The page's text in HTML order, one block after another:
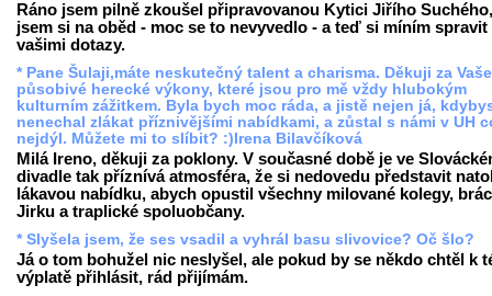
Ráno jsem pilně zkoušel připravovanou Kytici Jiřího
jsem si na oběd - moc se to nevyvedlo - a teď si míním
vašimi dotazy.
* Pane Šulaji,máte neskutečný talent a charisma. Děkuji za Vaše
působivé herecké výkony, které jsou pro mě vždy hlubokým
kulturním zážitkem. Byla bych moc ráda, a jistě nejen já,
nenechal zlákat příznivějšími nabídkami, a zůstal s námi v UH
nejdýl. Můžete mi to slíbit? :)Irena Bilavčíková
Milá Ireno, děkuji za poklony. V současné době je ve
divadle tak příznívá atmosféra, že si nedovedu představit
lákavou nabídku, abych opustil všechny milované kolegy,
Jirku a traplické spoluobčany.
* Slyšela jsem, že ses vsadil a vyhrál basu slivovice? Oč šlo?
Já o tom bohužel nic neslyšel, ale pokud by se někdo chtěl k
výplatě přihlásit, rád přijímám.